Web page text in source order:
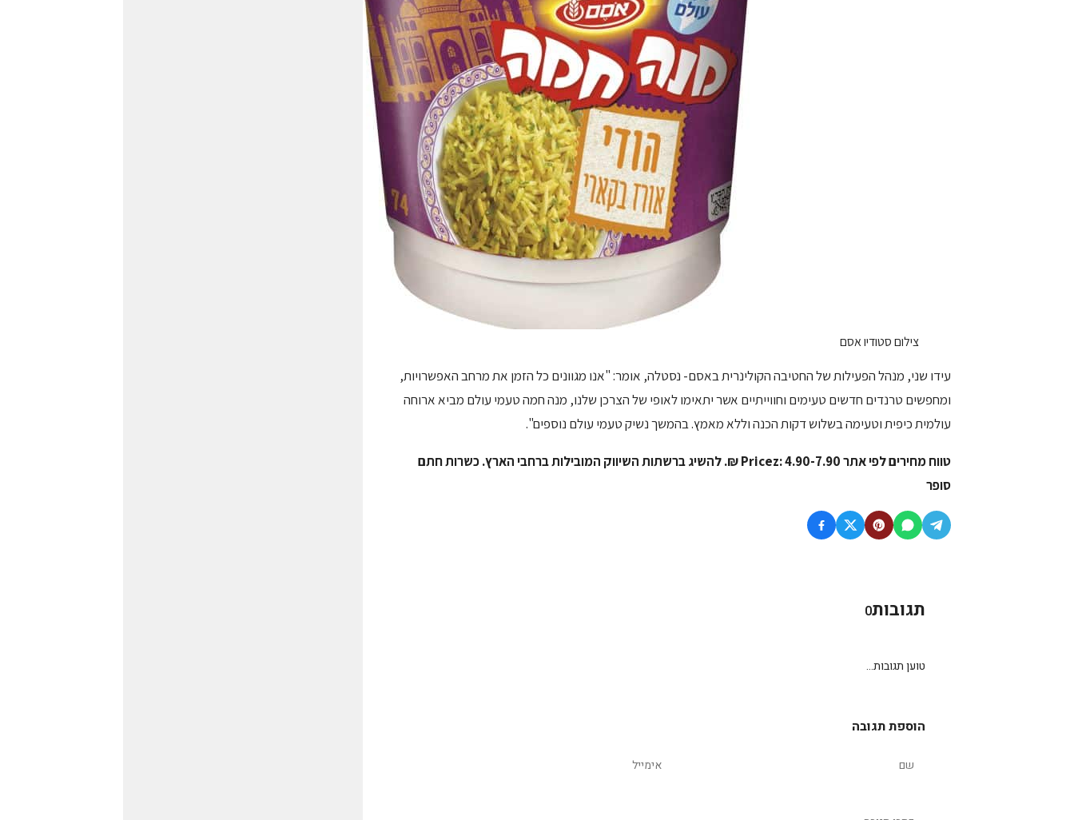
צילום סטודיו אסם
עידו שני, מנהל הפעילות של החטיבה הקולינרית באסם- נסטלה, אומר: "אנו מגוונים כל הזמן את מרחב האפשרויות,
ומחפשים טרנדים חדשים טעימים וחווייתיים אשר יתאימו לאופי של הצרכן שלנו, מנה חמה טעמי עולם מביא ארוחה
עולמית כיפית וטעימה בשלוש דקות הכנה וללא מאמץ. בהמשך נשיק טעמי עולם נוספים".
טווח מחירים לפי אתר Pricez: 4.90-7.90 ₪. להשיג ברשתות השיווק המובילות ברחבי הארץ. כשרות
חתם
סופר
תגובות0
טוען תגובות...
הוספת תגובה